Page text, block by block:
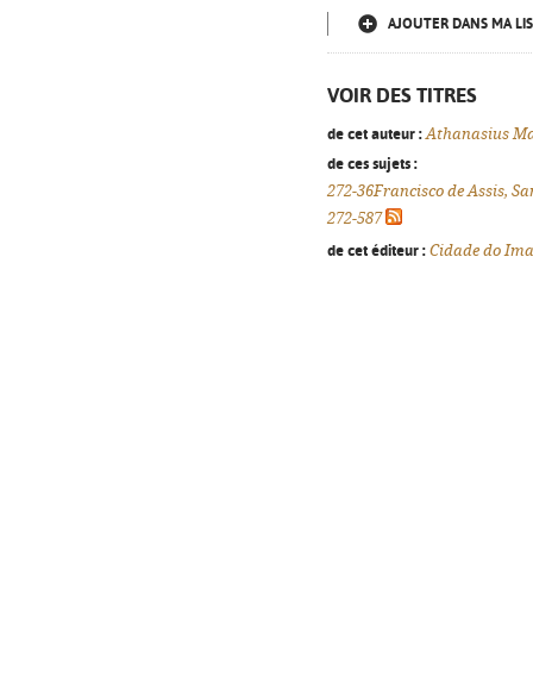
AJOUTER DANS MA
VOIR DES TITRES
de cet auteur : Athanasius
de ces sujets :
272-36Francisco de Assis,
272-587
de cet éditeur : Cidade do